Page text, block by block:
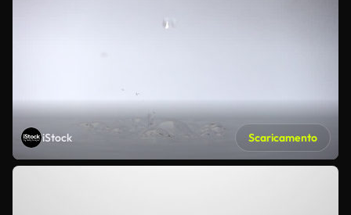
iStock Scaricamento